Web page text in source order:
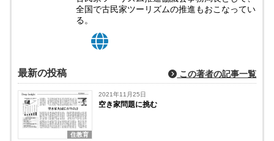
全国で古民家ツーリズムの推進もおこなってい
る。
最新の投稿 この著者の記事一覧
住教育
2021年11月25日
空き家問題に挑む